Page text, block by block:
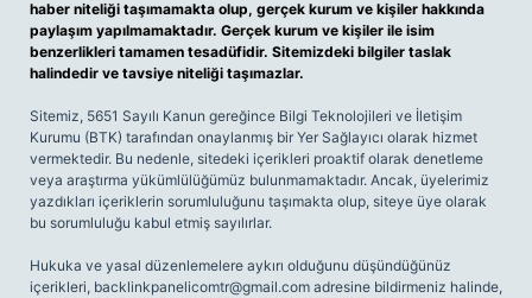
haber niteliği taşımamakta olup, gerçek kurum ve kişiler hakkında
paylaşım yapılmamaktadır. Gerçek kurum ve kişiler ile isim
benzerlikleri tamamen tesadüfidir. Sitemizdeki bilgiler taslak
halindedir ve tavsiye niteliği taşımazlar.
Sitemiz, 5651 Sayılı Kanun gereğince Bilgi Teknolojileri ve İletişim
Kurumu (BTK) tarafından onaylanmış bir Yer Sağlayıcı olarak hizmet
vermektedir. Bu nedenle, sitedeki içerikleri proaktif olarak denetleme
veya araştırma yükümlülüğümüz bulunmamaktadır. Ancak, üyelerimiz
yazdıkları içeriklerin sorumluluğunu taşımakta olup, siteye üye olarak
bu sorumluluğu kabul etmiş sayılırlar.
Hukuka ve yasal düzenlemelere aykırı olduğunu düşündüğünüz
içerikleri, backlinkpanelicomtr@gmail.com adresine bildirmeniz halinde,